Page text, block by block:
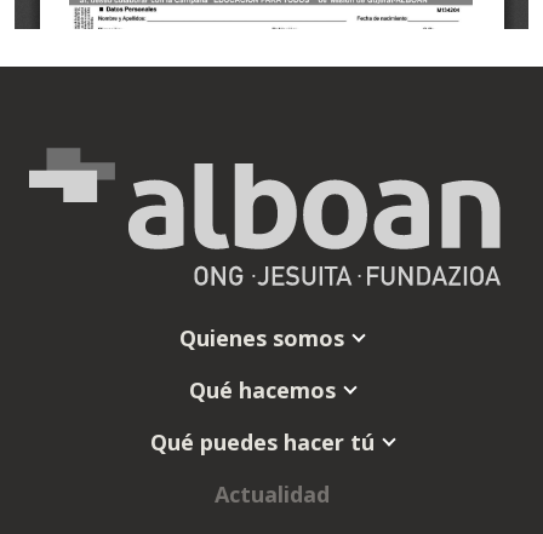
Quienes somos
Qué hacemos
Qué puedes hacer tú
Actualidad